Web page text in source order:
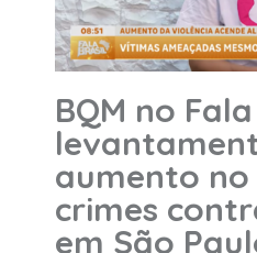
BQM no
aumento
crimes
em São